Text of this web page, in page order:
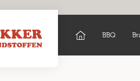
BBQ